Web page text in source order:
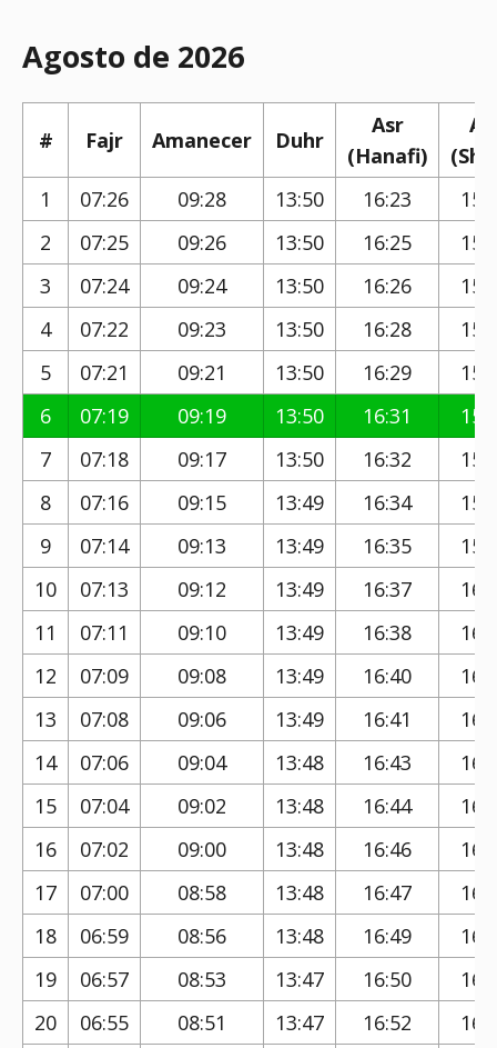
Agosto de 2026
# Fajr Amanecer Duhr
Asr
(Hanafi)
1
07:26 09:28 13:50 16:23
2
07:25 09:26 13:50 16:25
3
07:24 09:24 13:50 16:26
4
07:22 09:23 13:50 16:28
5
07:21 09:21 13:50 16:29
6
07:19 09:19 13:50 16:31
7
07:18 09:17 13:50 16:32
8
07:16 09:15 13:49 16:34
9
07:14 09:13 13:49 16:35
10
07:13 09:12 13:49 16:37
11
07:11 09:10 13:49 16:38
12
07:09 09:08 13:49 16:40
13
07:08 09:06 13:49 16:41
14
07:06 09:04 13:48 16:43
15
07:04 09:02 13:48 16:44
16
07:02 09:00 13:48 16:46
17
07:00 08:58 13:48 16:47
18
06:59 08:56 13:48 16:49
19
06:57 08:53 13:47 16:50
20
06:55 08:51 13:47 16:52